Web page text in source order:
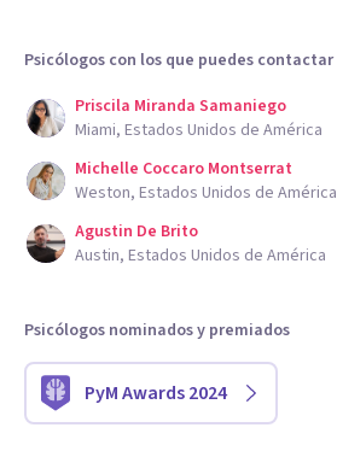
Psicólogos con los que puedes contactar
Priscila Miranda Samaniego
Miami, Estados Unidos de América
Michelle Coccaro Montserrat
Weston, Estados Unidos de América
Agustin De Brito
Austin, Estados Unidos de América
Psicólogos nominados y premiados
PyM Awards 2024